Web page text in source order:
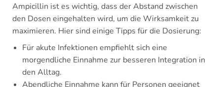
Ampicillin ist es wichtig, dass der Abstand zwischen
den Dosen eingehalten wird, um die Wirksamkeit zu
maximieren. Hier sind einige Tipps für die Dosierung:
Für akute Infektionen empfiehlt sich eine
morgendliche Einnahme zur besseren Integration in
den Alltag.
Abendliche Einnahme kann für Personen geeignet